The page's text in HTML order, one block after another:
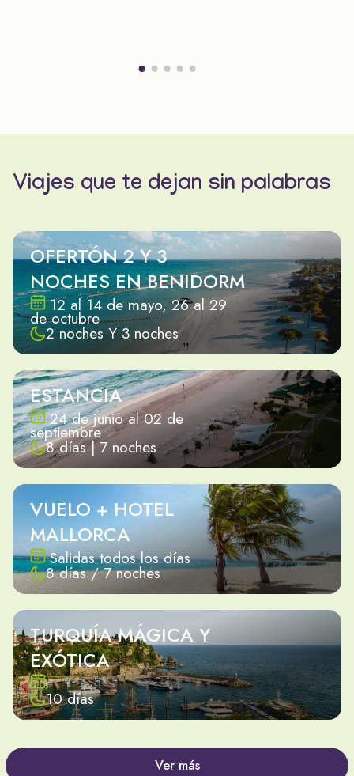
Viajes que te dejan sin palabras
OFERTÓN 2 Y 3
NOCHES EN BENIDORM
12 al 14 de mayo, 26 al 29
de octubre
2 noches Y 3 noches
ESTANCIA
24 de junio al 02 de
septiembre
8 días | 7 noches
VUELO + HOTEL
MALLORCA
Salidas todos los días
8 días / 7 noches
TURQUÍA MÁGICA Y
EXÓTICA
10 días
Ver más